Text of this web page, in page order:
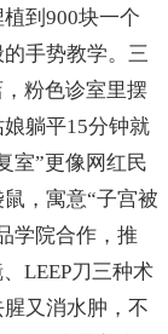
到900块一个
手势教学。三
粉色诊室里摆
躺平15分钟就
室”更像网红民
，寓意“子宫被
学院合作，推
LEEP刀三种术
又消水肿，不